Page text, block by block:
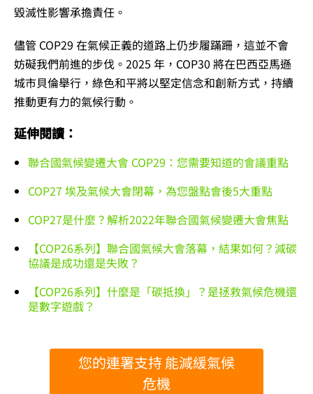
毀滅性影響承擔責任。
儘管 COP29 在氣候正義的道路上仍步履蹣跚，這並不會
妨礙我們前進的步伐。2025 年，COP30 將在巴西亞馬遜
城市貝倫舉行，綠色和平將以堅定信念和創新方式，持續
推動更有力的氣候行動。
延伸閱讀：
聯合國氣候變遷大會 COP29：您需要知道的會議重點
COP27 埃及氣候大會閉幕，為您盤點會後5大重點
COP27是什麼？解析2022年聯合國氣候變遷大會焦點
【COP26系列】聯合國氣候大會落幕，結果如何？減碳
協議是成功還是失敗？
【COP26系列】什麼是「碳抵換」？是拯救氣候危機還
是數字遊戲？
您的連署支持 能減緩氣候
危機